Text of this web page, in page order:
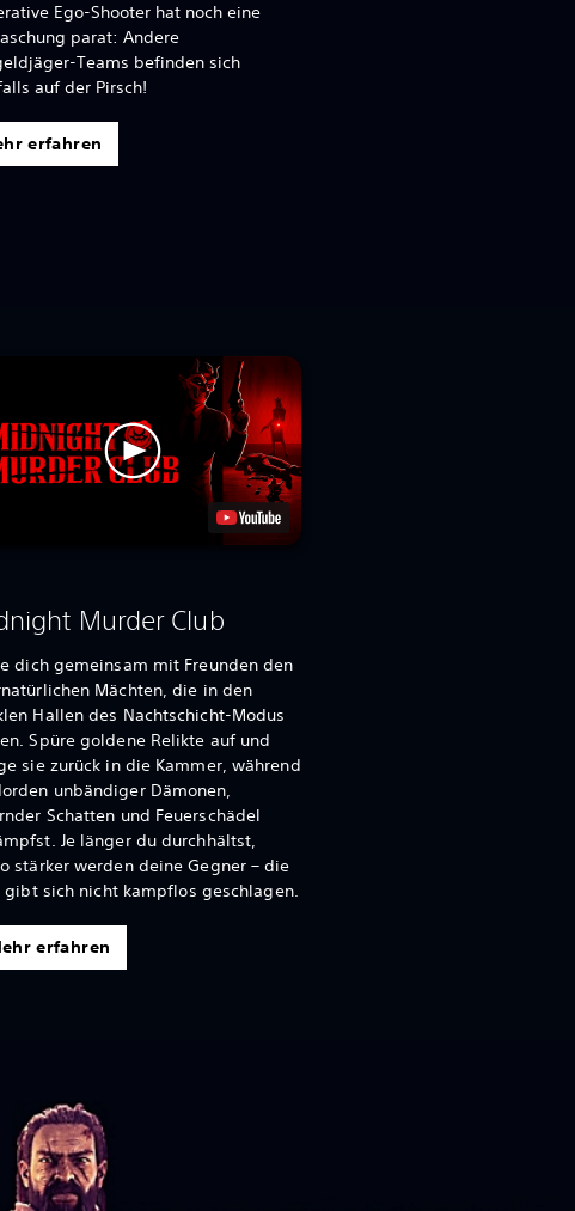
Ego-Shooter hat noch eine
parat: Andere
Teams befinden sich
auf der Pirsch!
erfahren
Murder Club
dich gemeinsam mit Freunden den
Mächten, die in den
Hallen des Nachtschicht-Modus
Spüre goldene Relikte auf und
sie zurück in die Kammer, während
unbändiger Dämonen,
Schatten und Feuerschädel
Je länger du durchhältst,
stärker werden deine Gegner – die
gibt sich nicht kampflos geschlagen.
erfahren